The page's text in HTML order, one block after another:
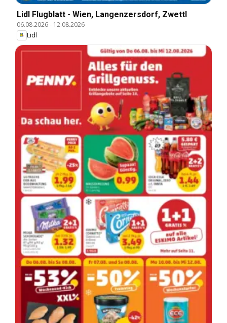
Lidl Flugblatt - Wien, Langenzersdorf, Zwettl
06.08.2026- 12.08.2026
Lidl